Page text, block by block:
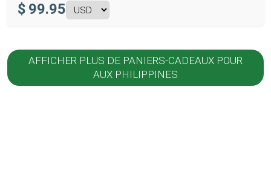
$ 99.95
AFFICHER PLUS DE PANIERS-CADEAUX POUR
AUX PHILIPPINES